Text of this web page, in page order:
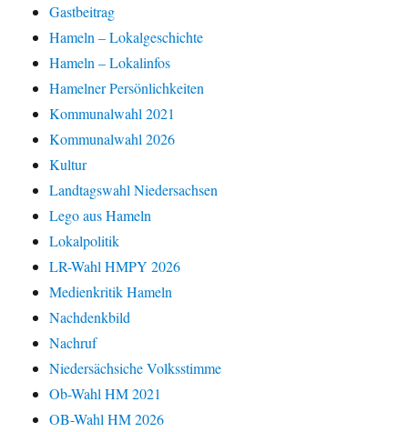
Gastbeitrag
Hameln – Lokalgeschichte
Hameln – Lokalinfos
Hamelner Persönlichkeiten
Kommunalwahl 2021
Kommunalwahl 2026
Kultur
Landtagswahl Niedersachsen
Lego aus Hameln
Lokalpolitik
LR-Wahl HMPY 2026
Medienkritik Hameln
Nachdenkbild
Nachruf
Niedersächsiche Volksstimme
Ob-Wahl HM 2021
OB-Wahl HM 2026